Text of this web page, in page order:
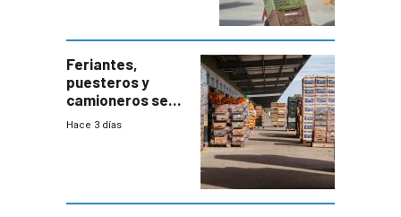
Feriantes,
puesteros y
camioneros se
movilizaron en
Hace 3 días